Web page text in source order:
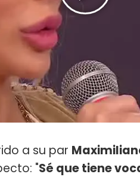
a su par
"Sé que tiene